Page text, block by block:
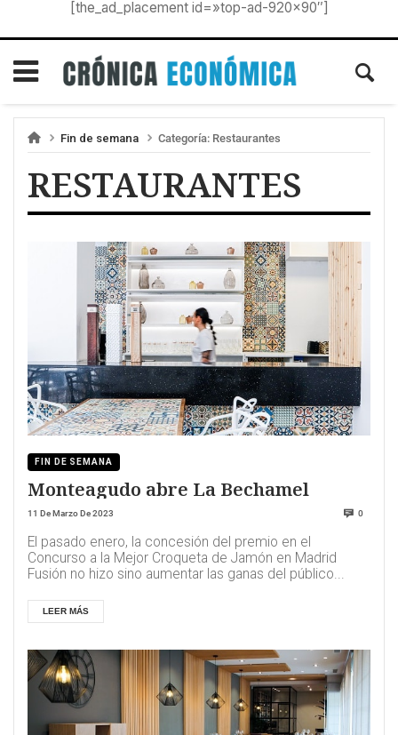
[the_ad_placement id=»top-ad-920×90″]
Fin de semana Categoría: Restaurantes
RESTAURANTES
FIN DE SEMANA
Monteagudo abre La Bechamel
11 De Marzo De 2023 0
El pasado enero, la concesión del premio en el
Concurso a la Mejor Croqueta de Jamón en Madrid
Fusión no hizo sino aumentar las ganas del público...
LEER MÁS